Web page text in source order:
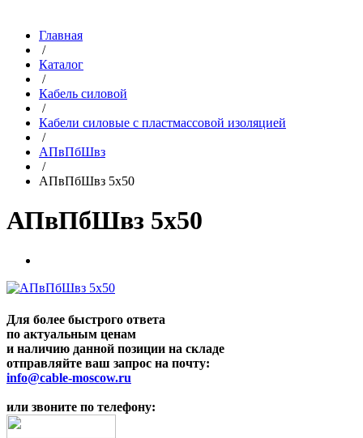
Главная
/
Каталог
/
Кабель силовой
/
Кабели силовые с пластмассовой изоляцией
/
АПвПбШвз
/
АПвПбШвз 5х50
АПвПбШвз 5х50
Для более быстрого ответа
по актуальным ценам
и наличию данной позиции на складе
отправляйте ваш запрос на почту:
info@cable-moscow.ru
или звоните по телефону: